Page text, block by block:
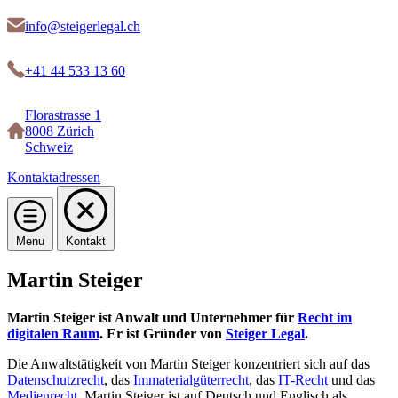
info@steigerlegal.ch
+41 44 533 13 60
Florastrasse 1
8008 Zürich
Schweiz
Kontaktadressen
MenuOpen
menu
KontaktKontaktbereich
schließen
Martin Steiger
Martin Steiger ist Anwalt und Unternehmer für Recht im
digitalen Raum. Er ist Gründer von Steiger Legal.
Die Anwaltstätigkeit von Martin Steiger konzentriert sich auf das
Datenschutzrecht, das Immaterialgüterrecht, das IT-Recht und das